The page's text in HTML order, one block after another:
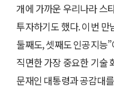
개에 가까운 우리나라 스
투자하기도 했다. 이번
둘째도, 셋째도 인공지능
직면한 가장 중요한 기술
문재인 대통령과 공감대